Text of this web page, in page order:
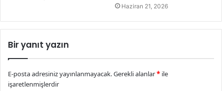
Haziran 21, 2026
Bir yanıt yazın
E-posta adresiniz yayınlanmayacak.Gerekli alanlar* ile
işaretlenmişlerdir